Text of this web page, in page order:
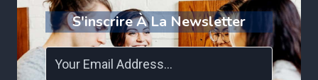
S'inscrire À La Newsletter